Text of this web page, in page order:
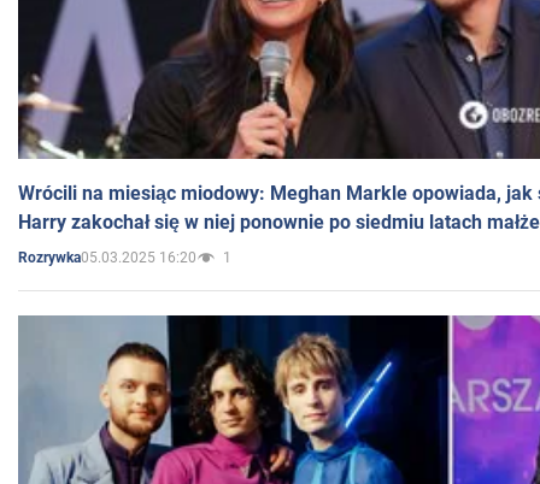
Wrócili na miesiąc miodowy: Meghan Markle opowiada, jak
Harry zakochał się w niej ponownie po siedmiu latach
Rozrywka05.03.2025 16:20 1